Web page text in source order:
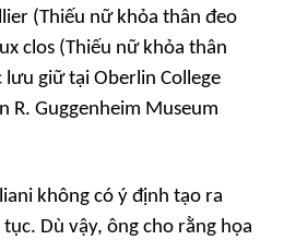
(Thiếu nữ khỏa thân đeo
clos (Thiếu nữ khỏa thân
lưu giữ tại Oberlin College
R. Guggenheim Museum
không có ý định tạo ra
Dù vậy, ông cho rằng họa